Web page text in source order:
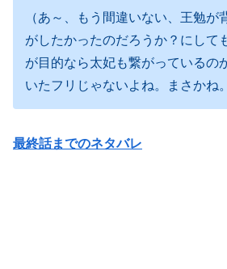
（あ～、もう間違いない、王勉が
がしたかったのだろうか？にして
が目的なら太妃も繋がっているの
いたフリじゃないよね。まさかね
最終話までのネタバレ